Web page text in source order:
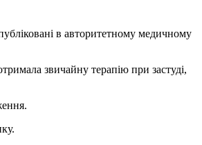
в авторитетному медичному
звичайну терапію при застуді,